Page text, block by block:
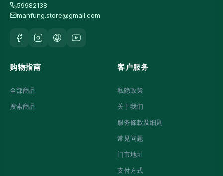
59982138
manfung.store@gmail.com
购物指南
全部商品
搜索商品
客户服务
私隐政策
关于我们
服务條款及细則
常见问题
门市地址
支付方式